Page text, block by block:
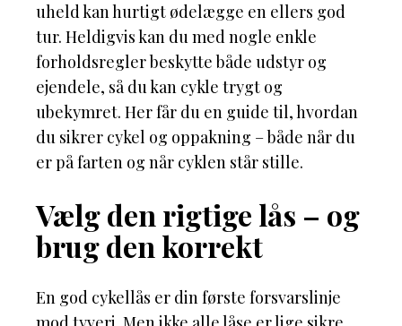
uheld kan hurtigt ødelægge en ellers god
tur. Heldigvis kan du med nogle enkle
forholdsregler beskytte både udstyr og
ejendele, så du kan cykle trygt og
ubekymret. Her får du en guide til, hvordan
du sikrer cykel og oppakning – både når du
er på farten og når cyklen står stille.
Vælg den rigtige lås – og
brug den korrekt
En god cykellås er din første forsvarslinje